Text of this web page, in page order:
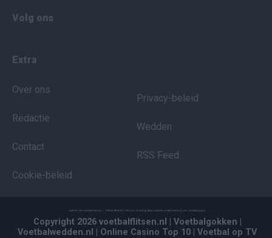
Volg ons
Extra
Over ons
Redactie
Contact
Cookie-beleid
Privacy-beleid
Wedden
RSS Feed
Copyright 2026 voetbalflitsen.nl | Voetbalgokken
Voetbalwedden.nl
| Online Casino Top 10 | Voetbal op TV